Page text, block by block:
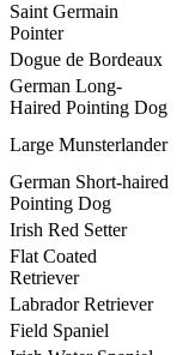
Saint Germain
Pointer
Dogue de Bordeaux
German Long-
Haired Pointing Dog
Large Munsterlander
German Short-haired
Pointing Dog
Irish Red Setter
Flat Coated
Retriever
Labrador Retriever
Field Spaniel